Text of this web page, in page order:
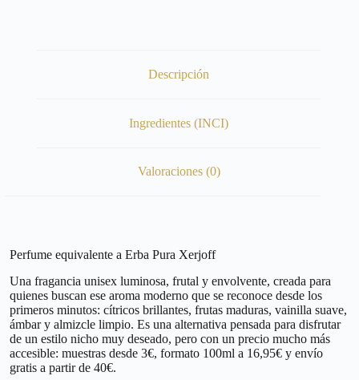
Descripción
Ingredientes (INCI)
Valoraciones (0)
Perfume equivalente a Erba Pura Xerjoff
Una fragancia unisex luminosa, frutal y envolvente, creada para
quienes buscan ese aroma moderno que se reconoce desde los
primeros minutos: cítricos brillantes, frutas maduras, vainilla suave,
ámbar y almizcle limpio. Es una alternativa pensada para disfrutar
de un estilo nicho muy deseado, pero con un precio mucho más
accesible: muestras desde 3€, formato 100ml a 16,95€ y envío
gratis a partir de 40€.